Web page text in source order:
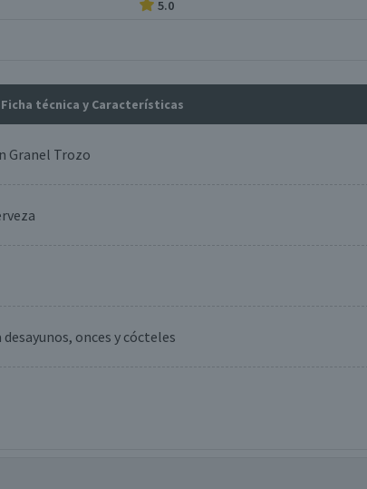
5.0
Ficha técnica y Características
Granel Trozo
onces y cócteles